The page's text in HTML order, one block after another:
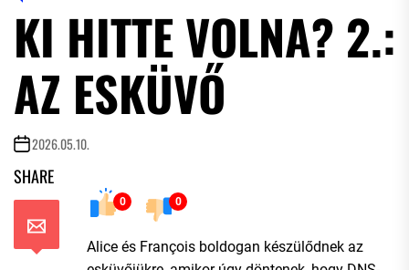
KI HITTE VOLNA? 2.:
AZ ESKÜVŐ
2026.05.10.
SHARE
0 0
Alice és François boldogan készülődnek az